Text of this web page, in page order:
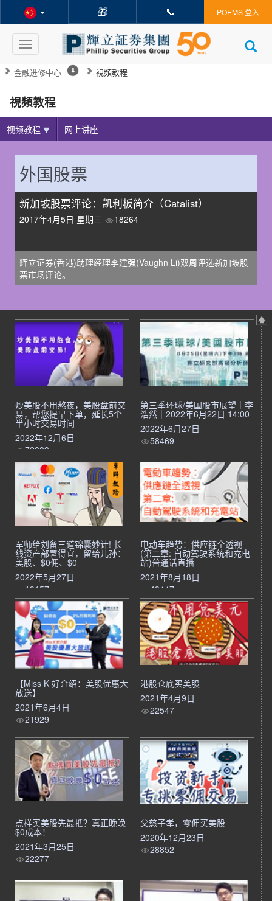
🎁 📞 POEMS 登入
Toggle
navigation
金融进修中心 視頻教程
視頻教程
视频教程 网上讲座
外国股票
新加坡股票评论：凯利板简介（Catalist）
2017年4月5日 星期三 18264
辉立证券(香港)助理经理李建强(Vaughn Li)双周评选新加坡股
票市场评论。
炒美股不用熬夜，美股盘前交
易，帮您提早下单，延长5个
半小时交易时间
2022年12月6日
72883
第三季环球/美国股市展望｜李
浩然｜2022年6月22日 14:00
2022年6月27日
58469
军师给刘备三道锦囊妙计! 长
线资产部署得宜，留给儿孙：
美股、$0佣、$0
2022年5月27日
19157
电动车趋势：供应链全透视
(第二章: 自动驾驶系统和充电
站)普通话直播
2021年8月18日
48447
【Miss K 好介绍：美股优惠大
放送】
2021年6月4日
21929
港股仓底买美股
2021年4月9日
22547
点样买美股先最抵？真正晚晚
$0成本！
2021年3月25日
22277
父慈子孝，零佣买美股
2020年12月23日
28852